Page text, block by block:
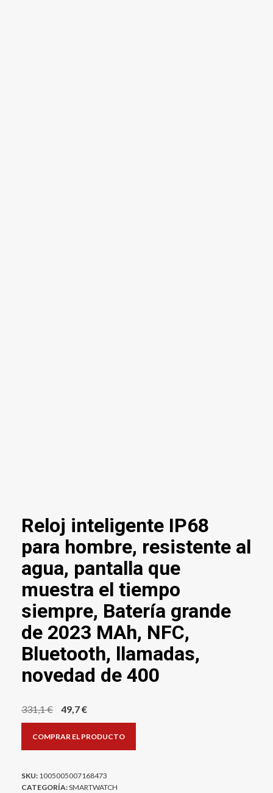
Reloj inteligente IP68
para hombre, resistente al
agua, pantalla que
muestra el tiempo
siempre, Batería grande
de 2023 MAh, NFC,
Bluetooth, llamadas,
novedad de 400
331,1€
El
precio
original
49,7€El
precio
actual
COMPRAR EL PRODUCTO
SKU: 1005005007168473
CATEGORÍA:SMARTWATCH